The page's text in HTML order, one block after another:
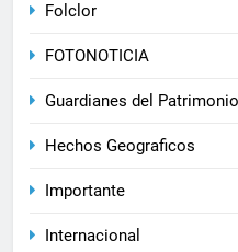
Folclor
FOTONOTICIA
Guardianes del Patrimonio
Hechos Geograficos
Importante
Internacional